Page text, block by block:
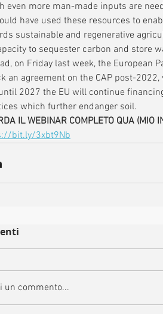
even more man-made inputs are
have used these resources to
sustainable and regenerative
to sequester carbon and store
on Friday last week, the European
an agreement on the CAP post-
2027 the EU will continue
which further endanger soil.
IL WEBINAR COMPLETO QUA (MIO
bit.ly/3xbt9Nb
un commento...